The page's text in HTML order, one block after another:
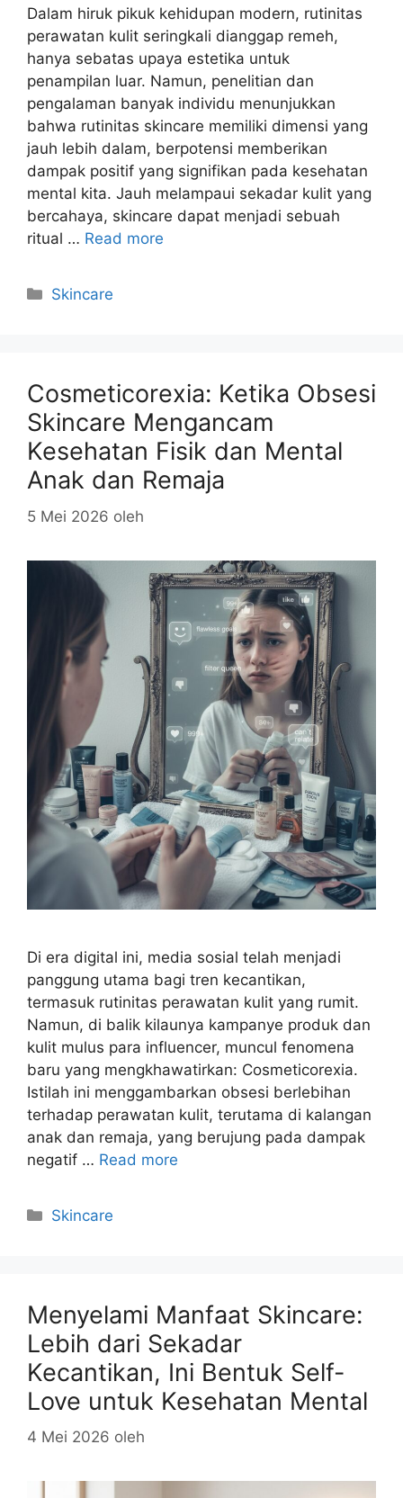
Dalam hiruk pikuk kehidupan modern, rutinitas
perawatan kulit seringkali dianggap remeh,
hanya sebatas upaya estetika untuk
penampilan luar. Namun, penelitian dan
pengalaman banyak individu menunjukkan
bahwa rutinitas skincare memiliki dimensi yang
jauh lebih dalam, berpotensi memberikan
dampak positif yang signifikan pada kesehatan
mental kita. Jauh melampaui sekadar kulit yang
bercahaya, skincare dapat menjadi sebuah
ritual … Read more
Kategori
Skincare
Cosmeticorexia: Ketika Obsesi
Skincare Mengancam
Kesehatan Fisik dan Mental
Anak dan Remaja
5 Mei 2026 oleh
Di era digital ini, media sosial telah menjadi
panggung utama bagi tren kecantikan,
termasuk rutinitas perawatan kulit yang rumit.
Namun, di balik kilaunya kampanye produk dan
kulit mulus para influencer, muncul fenomena
baru yang mengkhawatirkan: Cosmeticorexia.
Istilah ini menggambarkan obsesi berlebihan
terhadap perawatan kulit, terutama di kalangan
anak dan remaja, yang berujung pada dampak
negatif … Read more
Kategori
Skincare
Menyelami Manfaat Skincare:
Lebih dari Sekadar
Kecantikan, Ini Bentuk Self-
Love untuk Kesehatan Mental
4 Mei 2026 oleh